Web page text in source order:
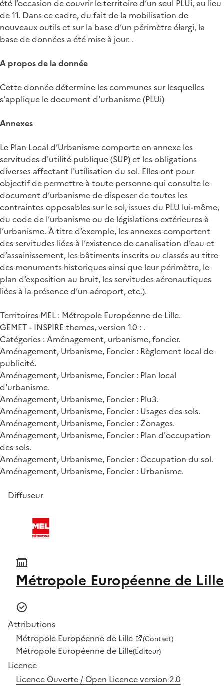
été l’occasion de couvrir le territoire d’un seul PLUi, au lieu
de 11. Dans ce cadre, du fait de la mobilisation de
nouveaux outils et sur la base d’un périmètre élargi, la
base de données a été mise à jour. .
A propos de la donnée
Cette donnée détermine les communes sur lesquelles
s'applique le document d'urbanisme (PLUi)
Annexes
Le Plan Local d’Urbanisme comporte en annexe les
servitudes d'utilité publique (SUP) et les obligations
diverses affectant l'utilisation du sol. Elles ont pour
objectif de permettre à toute personne qui consulte le
document d’urbanisme de disposer de toutes les
contraintes opposables sur le sol, issues du PLU lui-même,
du code de l’urbanisme ou de législations extérieures à
l’urbanisme. À titre d’exemple, les annexes comportent
des servitudes liées à l’existence de canalisation d’eau et
d’assainissement, les bâtiments inscrits ou classés au titre
des monuments historiques ainsi que leur périmètre, le
plan d’exposition au bruit, les servitudes aéronautiques
liées à la présence d’un aéroport, etc.).
Territoires MEL : Métropole Européenne de Lille.
GEMET - INSPIRE themes, version 1.0 : .
Catégories : Aménagement, urbanisme, foncier.
Aménagement, Urbanisme, Foncier : Règlement local de
publicité.
Aménagement, Urbanisme, Foncier : Plan local
d'urbanisme.
Aménagement, Urbanisme, Foncier : Plu3.
Aménagement, Urbanisme, Foncier : Usages des sols.
Aménagement, Urbanisme, Foncier : Zonages.
Aménagement, Urbanisme, Foncier : Plan d'occupation
des sols.
Aménagement, Urbanisme, Foncier : Occupation du sol.
Aménagement, Urbanisme, Foncier : Urbanisme.
Diffuseur
Métropole Européenne de Lille
Attributions
Métropole Européenne de Lille
(Contact)
Métropole Européenne de Lille(Éditeur)
Licence
Licence Ouverte / Open Licence version 2.0